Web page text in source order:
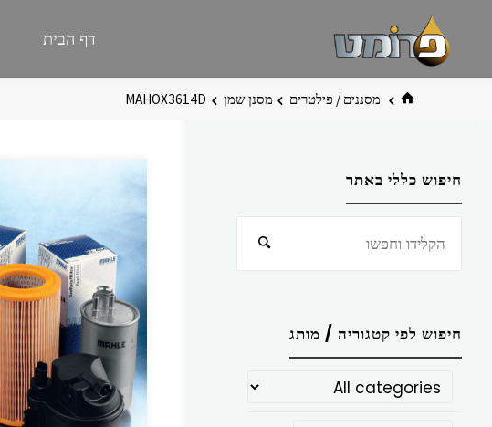
דף הבית
בית מסננים / פילטרים מסנן שמן MAHOX3614D
חיפוש כללי באתר
חיפוש
חיפוש לפי קטגוריה / מותג